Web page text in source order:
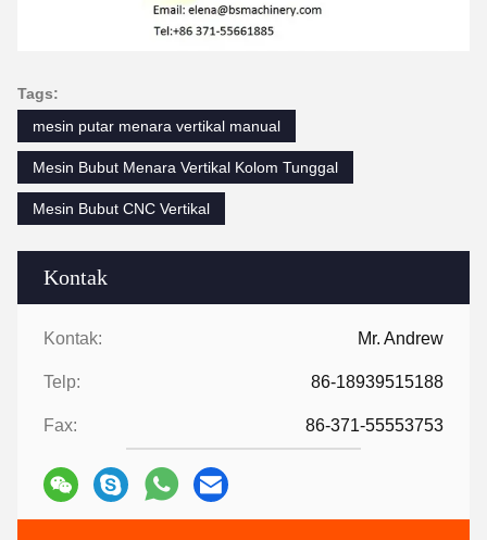
Kontak
Kontak: Mr. Andrew
Telp: 86-18939515188
Fax: 86-371-55553753
Tags:
mesin putar menara vertikal manual
Mesin Bubut Menara Vertikal Kolom Tunggal
Mesin Bubut CNC Vertikal